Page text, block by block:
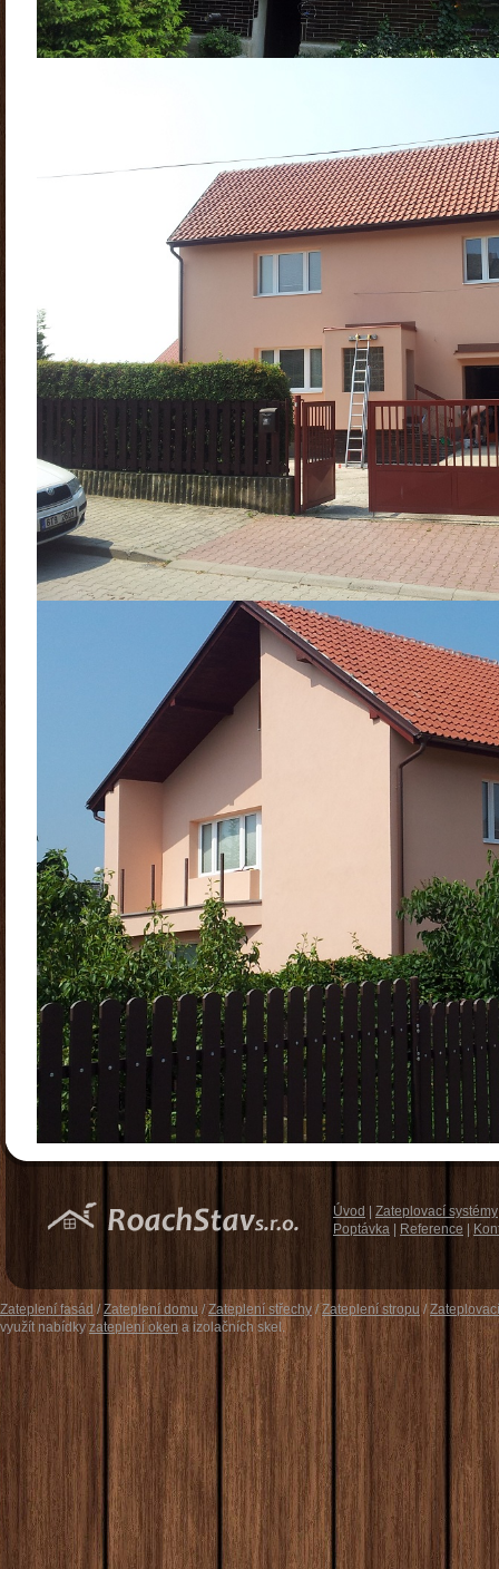
Úvod Zateplovací systémy
Poptávka
Reference
Zateplení fasád /Zateplení domu /Zateplení střechy /Zateplení stropu /
využít nabídkyzateplení okena izolačních skel.